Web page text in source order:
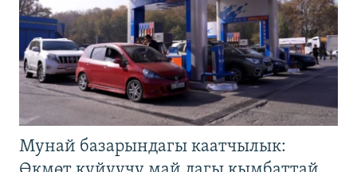
Мунай базарындагы каатчылык: